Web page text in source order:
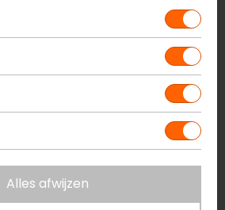
vingertoppen
Lite bedekte
NIVEAU 1 KP
nodig over dit product?
met ons op of kom langs in één
Alles afwijzen